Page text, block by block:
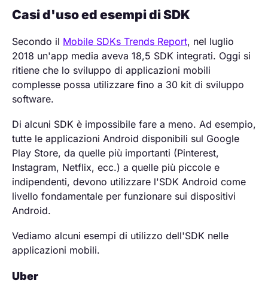
Casi d'uso ed esempi di SDK
Secondo il Mobile SDKs Trends Report, nel luglio
2018 un'app media aveva 18,5 SDK integrati. Oggi si
ritiene che lo sviluppo di applicazioni mobili
complesse possa utilizzare fino a 30 kit di sviluppo
software.
Di alcuni SDK è impossibile fare a meno. Ad esempio,
tutte le applicazioni Android disponibili sul Google
Play Store, da quelle più importanti (Pinterest,
Instagram, Netflix, ecc.) a quelle più piccole e
indipendenti, devono utilizzare l'SDK Android come
livello fondamentale per funzionare sui dispositivi
Android.
Vediamo alcuni esempi di utilizzo dell'SDK nelle
applicazioni mobili.
Uber